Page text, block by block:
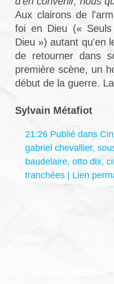
Aux clairons de
foi en Dieu («
Dieu ») autant qu'en
de retourner dans
première scène, un
début de la guerre.
Sylvain Métafiot
21:26 Publié dans
gabriel chevallier,
baudelaire, otto dix,
tranchées | Lien